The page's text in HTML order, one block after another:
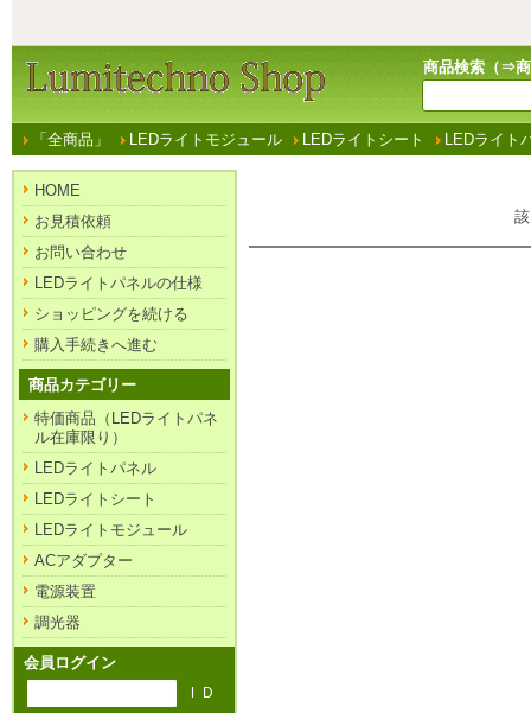
商品検索（⇒
「全商品」 LEDライトモジュール LEDライトシート LEDライト
HOME
お見積依頼
お問い合わせ
LEDライトパネルの仕様
ショッピングを続ける
購入手続きへ進む
商品カテゴリー
特価商品（LEDライトパネ
ル在庫限り）
LEDライトパネル
LEDライトシート
LEDライトモジュール
ACアダプター
電源装置
調光器
会員ログイン
ＩＤ